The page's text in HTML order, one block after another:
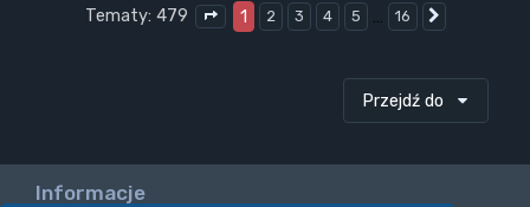
Tematy: 479
Strona1 z16
1 2 3 4 5 … 16
Przejdź do
Informacje